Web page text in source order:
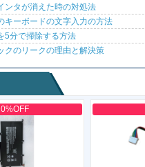
ンタが消えた時の対処法
キーボードの文字入力の方法
5分で掃除する方法
クのリークの理由と解決策